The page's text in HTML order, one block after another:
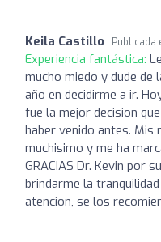
Keila Castillo Publicada
Experiencia fantástica:
mucho miedo y dude de
año en decidirme a ir.
fue la mejor decision
haber venido antes. Mis
muchisimo y me ha
GRACIAS Dr. Kevin por
brindarme la
atencion, se los